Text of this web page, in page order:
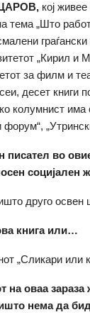
кој
тема „Што
„Кирил и
за филм и
десет книги
колумнист
писател во
социјален
друго освен
книгаили…
„Сликари или
на оваа
нема да